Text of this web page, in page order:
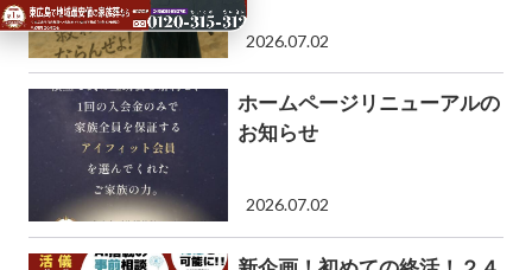
2026.07.02
ホームページリニューアルの
お知らせ
2026.07.02